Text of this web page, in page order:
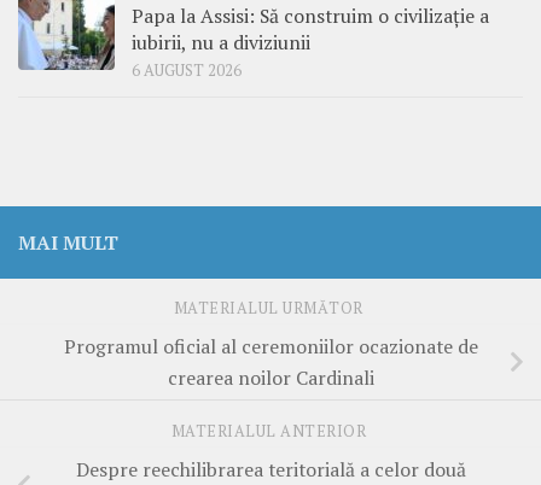
Papa la Assisi: Să construim o civilizație a
iubirii, nu a diviziunii
6 AUGUST 2026
MAI MULT
MATERIALUL URMĂTOR
Programul oficial al ceremoniilor ocazionate de
crearea noilor Cardinali
MATERIALUL ANTERIOR
Despre reechilibrarea teritorială a celor două